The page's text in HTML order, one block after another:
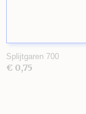
Splijtgaren 700
€ 0,75